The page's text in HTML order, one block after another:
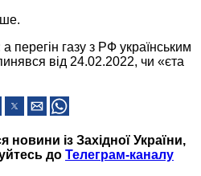
перегін газу з РФ українським
від 24.02.2022, чи «єта
із Західної України,
до Телеграм-каналу